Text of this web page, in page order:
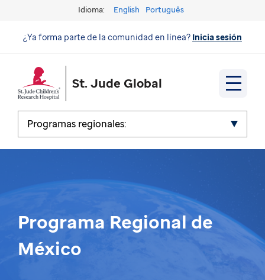
Idioma: English Português
¿Ya forma parte de la comunidad en línea? Inicia sesión
St. Jude Global
Programas regionales:
Programa Regional de
México